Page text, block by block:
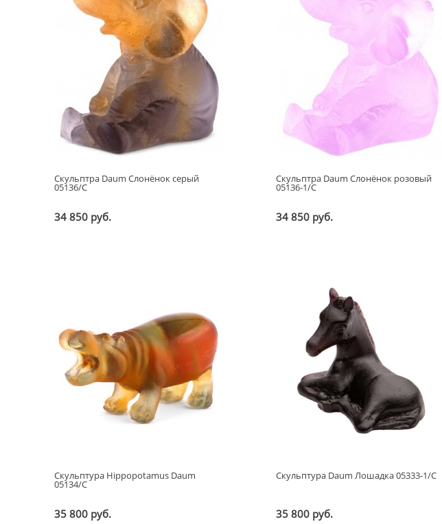
Скульптра Daum Слонёнок серый
05136/C
34 850 руб.
Скульптра Daum Слонёнок розовый
05136-1/C
34 850 руб.
Скульптура Hippopotamus Daum
05134/C
35 800 руб.
Скульптура Daum Лошадка 05333-1/C
35 800 руб.